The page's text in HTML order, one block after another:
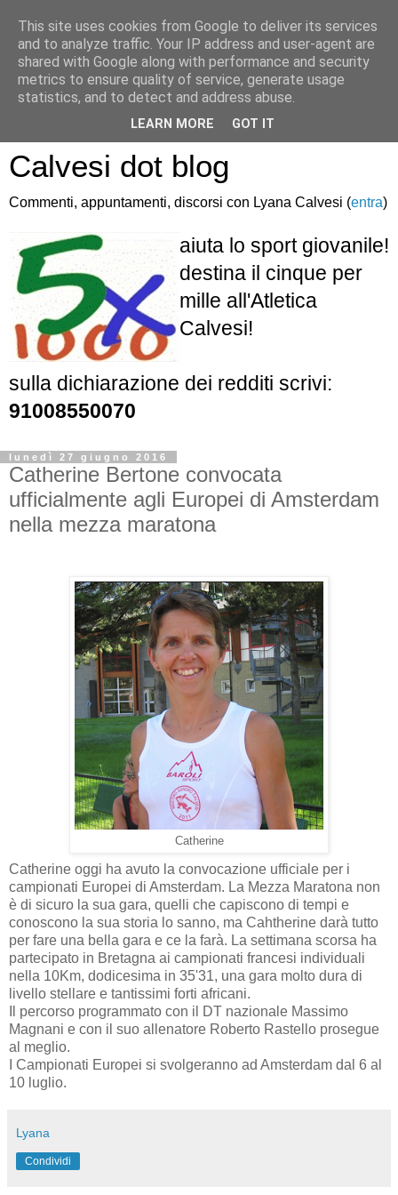
Atletica Sandro
Calvesi dot blog
Commenti, appuntamenti, discorsi con Lyana Calvesi (entra)
aiuta lo sport giovanile!
destina il cinque per
mille all'Atletica
Calvesi!
sulla dichiarazione dei redditi scrivi:
91008550070
lunedì 27 giugno 2016
Catherine Bertone convocata
ufficialmente agli Europei di Amsterdam
nella mezza maratona
Catherine
Catherine oggi ha avuto la convocazione ufficiale per i
campionati Europei di Amsterdam. La Mezza Maratona non
è di sicuro la sua gara, quelli che capiscono di tempi e
conoscono la sua storia lo sanno, ma Cahtherine darà tutto
per fare una bella gara e ce la farà. La settimana scorsa ha
partecipato in Bretagna ai campionati francesi individuali
nella 10Km, dodicesima in 35'31, una gara molto dura di
livello stellare e tantissimi forti africani.
Il percorso programmato con il DT nazionale Massimo
Magnani e con il suo allenatore Roberto Rastello prosegue
al meglio.
I Campionati Europei si svolgeranno ad Amsterdam dal 6 al
10 luglio.
Lyana
Condividi
This site uses cookies from Google to deliver its services
and to analyze traffic. Your IP address and user-agent are
shared with Google along with performance and security
metrics to ensure quality of service, generate usage
statistics, and to detect and address abuse.
LEARN MORE GOT IT